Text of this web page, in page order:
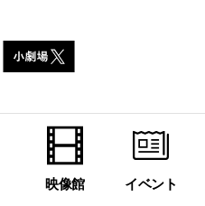
映像館 イベント